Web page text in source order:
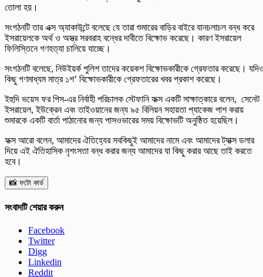
তোলা হয়।
সংগঠনটি তার এক্স অ্যাকাউন্টে বলেছে যে তারা শুমারের বাড়ির বাইরে যানচলাচল বন্ধ করে
ইসরায়েলকে অর্থ ও অস্ত্র সরবরাহ বন্ধের দাবীতে বিক্ষোভ করেছে। কারণ ইসরায়েল
ফিলিস্তিনে গণহত্যা চালিয়ে যাচ্ছে।
সংগঠনটি বলেছে, নিউইয়র্ক পুলিশ তাদের কয়েকশ বিক্ষোভকারীকে গ্রেফতার করেছে।
কিছু গণমাধ্যম মাত্র ১শ’ বিক্ষোভকারীকে গ্রেফতারের খবর প্রকাশ করেছে।
ইহুদি ভয়েস ফর পিস-এর নির্বাহী পরিচালক স্টেফানি ফক্স একটি সাক্ষাত্কারে বলেন, সেনেট
ইসরায়েল, ইউক্রেন এবং তাইওয়ানের জন্য ৯৫ বিলিয়ন সহায়তা প্যাকেজ পাশ করায়
শুমারকে একটি বার্তা পাঠানোর জন্য পাসওভারের সময় বিক্ষোভটি অনুষ্ঠিত হয়েছিল।
ফক্স আরো বলেন, আমাদের ঐতিহ্যের সবকিছুই আমাদের নামে এবং আমাদের ট্যাক্স ডলার
দিয়ে এই ঐতিহাসিক নৃশংসতা বন্ধ করার জন্য আমাদের যা কিছু করার আছে তাই করতে
হবে।
📸 ফটো কার্ড
সংবাদটি শেয়ার করুন
Facebook
Twitter
Digg
Linkedin
Reddit